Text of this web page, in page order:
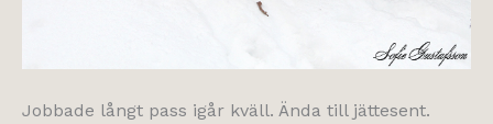
Jobbade långt pass igår kväll. Ända till jättesent.